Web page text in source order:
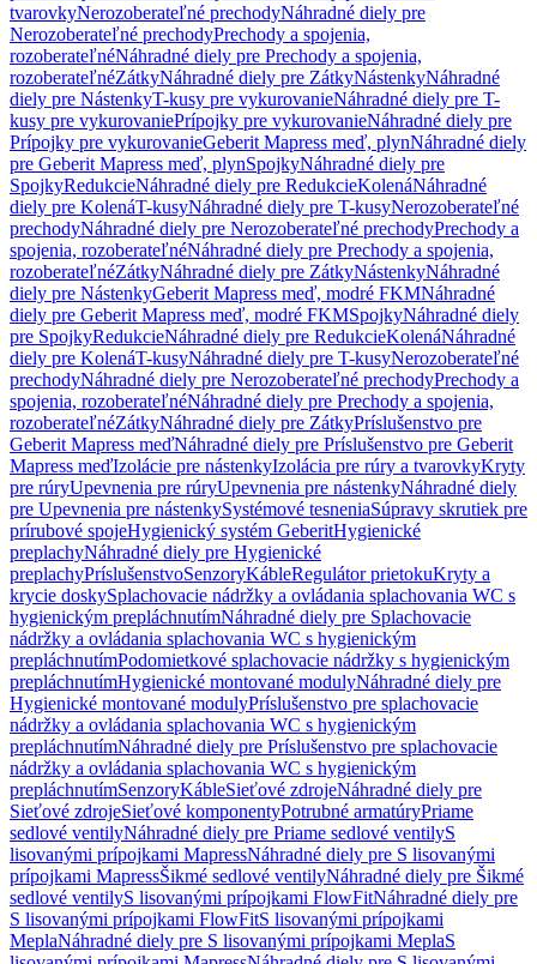
tvarovkyNerozoberateľné prechodyNáhradné diely pre
Nerozoberateľné prechodyPrechody a spojenia,
rozoberateľnéNáhradné diely pre Prechody a spojenia,
rozoberateľnéZátkyNáhradné diely pre ZátkyNástenkyNáhradné
diely pre NástenkyT-kusy pre vykurovanieNáhradné diely pre T-
kusy pre vykurovaniePrípojky pre vykurovanieNáhradné diely pre
Prípojky pre vykurovanieGeberit Mapress meď, plynNáhradné diely
pre Geberit Mapress meď, plynSpojkyNáhradné diely pre
SpojkyRedukcieNáhradné diely pre RedukcieKolenáNáhradné
diely pre KolenáT-kusyNáhradné diely pre T-kusyNerozoberateľné
prechodyNáhradné diely pre Nerozoberateľné prechodyPrechody a
spojenia, rozoberateľnéNáhradné diely pre Prechody a spojenia,
rozoberateľnéZátkyNáhradné diely pre ZátkyNástenkyNáhradné
diely pre NástenkyGeberit Mapress meď, modré FKMNáhradné
diely pre Geberit Mapress meď, modré FKMSpojkyNáhradné diely
pre SpojkyRedukcieNáhradné diely pre RedukcieKolenáNáhradné
diely pre KolenáT-kusyNáhradné diely pre T-kusyNerozoberateľné
prechodyNáhradné diely pre Nerozoberateľné prechodyPrechody a
spojenia, rozoberateľnéNáhradné diely pre Prechody a spojenia,
rozoberateľnéZátkyNáhradné diely pre ZátkyPríslušenstvo pre
Geberit Mapress meďNáhradné diely pre Príslušenstvo pre Geberit
Mapress meďIzolácie pre nástenkyIzolácia pre rúry a tvarovkyKryty
pre rúryUpevnenia pre rúryUpevnenia pre nástenkyNáhradné diely
pre Upevnenia pre nástenkySystémové tesneniaSúpravy skrutiek pre
prírubové spojeHygienický systém GeberitHygienické
preplachyNáhradné diely pre Hygienické
preplachyPríslušenstvoSenzoryKábleRegulátor prietokuKryty a
krycie doskySplachovacie nádržky a ovládania splachovania WC s
hygienickým prepláchnutímNáhradné diely pre Splachovacie
nádržky a ovládania splachovania WC s hygienickým
prepláchnutímPodomietkové splachovacie nádržky s hygienickým
prepláchnutímHygienické montované modulyNáhradné diely pre
Hygienické montované modulyPríslušenstvo pre splachovacie
nádržky a ovládania splachovania WC s hygienickým
prepláchnutímNáhradné diely pre Príslušenstvo pre splachovacie
nádržky a ovládania splachovania WC s hygienickým
prepláchnutímSenzoryKábleSieťové zdrojeNáhradné diely pre
Sieťové zdrojeSieťové komponentyPotrubné armatúryPriame
sedlové ventilyNáhradné diely pre Priame sedlové ventilyS
lisovanými prípojkami MapressNáhradné diely pre S lisovanými
prípojkami MapressŠikmé sedlové ventilyNáhradné diely pre Šikmé
sedlové ventilyS lisovanými prípojkami FlowFitNáhradné diely pre
S lisovanými prípojkami FlowFitS lisovanými prípojkami
MeplaNáhradné diely pre S lisovanými prípojkami MeplaS